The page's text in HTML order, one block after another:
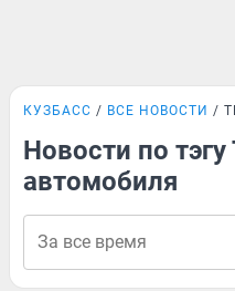
КУЗБАСС ВСЕ НОВОСТИ
Новости по
автомобиля